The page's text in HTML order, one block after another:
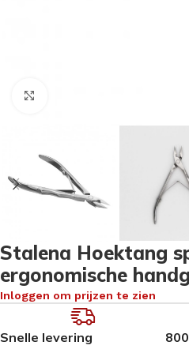
Stalena Hoektang
ergonomische
Inloggen om prijzen te zien
Snelle levering